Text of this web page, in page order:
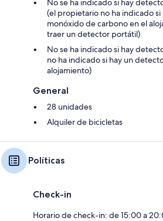
No se ha indicado si hay
(el propietario no ha indicado
monóxido de carbono en el
traer un detector portátil)
No se ha indicado si hay
no ha indicado si hay un
alojamiento)
General
28 unidades
Alquiler de bicicletas
Políticas
Check-in
Horario de check-in: de 15:00 a